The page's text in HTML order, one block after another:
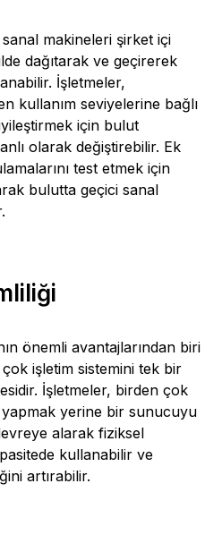
makineleri şirket içi
dağıtarak ve geçirerek
İşletmeler,
kullanım seviyelerine bağlı
için bulut
olarak değiştirebilir. Ek
test etmek için
bulutta geçici sanal
önemli avantajlarından biri
çok işletim sistemini tek bir
İşletmeler, birden çok
yapmak yerine bir sunucuyu
alarak fiziksel
kullanabilir ve
artırabilir.